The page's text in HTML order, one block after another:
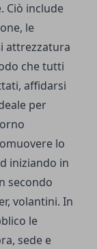
Ciò include
le
attrezzatura
che tutti
affidarsi
per
lo
iniziando in
secondo
volantini. In
le
sede e